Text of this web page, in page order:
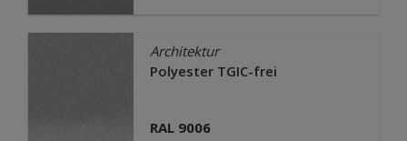
Architektur
Polyester TGIC-frei
RAL 9006